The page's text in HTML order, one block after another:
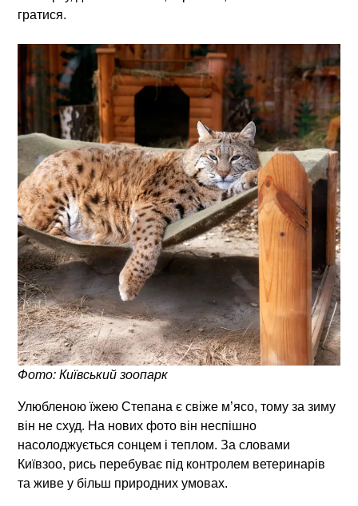
гратися.
Фото: Київський зоопарк
Улюбленою їжею Степана є свіже м’ясо, тому за зиму
він не схуд. На нових фото він неспішно
насолоджується сонцем і теплом. За словами
Київзоо, рись перебуває під контролем ветеринарів
та живе у більш природних умовах.